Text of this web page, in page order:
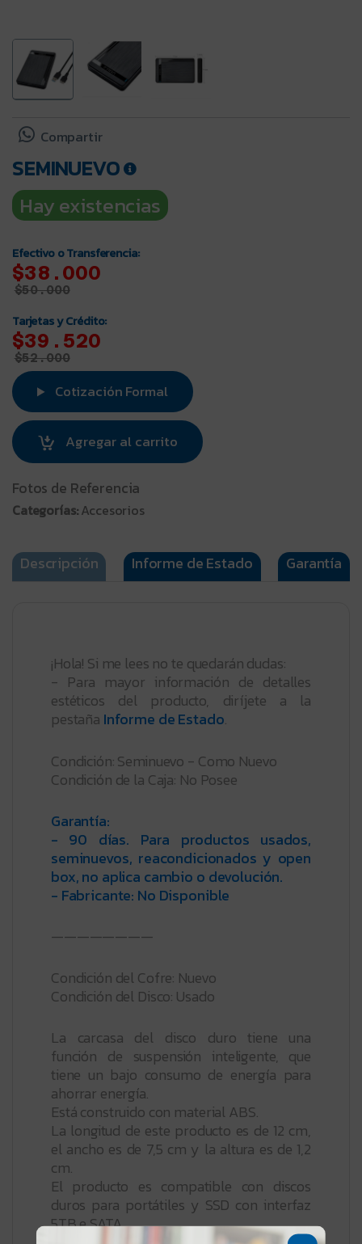
Compartir
SEMINUEVO
Hay existencias
Efectivo o Transferencia:
$38.000
$50.000
Tarjetas y Crédito:
$39.520
$52.000
Cotización Formal
Agregar al carrito
Fotos de Referencia
Categorías:Accesorios
Descripción Informe de Estado Garantía
¡Hola! Si me lees no te quedarán dudas:
- Para mayor información de detalles
estéticos del producto, diríjete a la
pestaña Informe de Estado.
Condición: Seminuevo - Como Nuevo
Condición de la Caja: No Posee
Garantía:
- 90 días. Para productos usados,
seminuevos, reacondicionados y open
box, no aplica cambio o devolución.
- Fabricante: No Disponible
————————
Condición del Cofre: Nuevo
Condición del Disco: Usado
La carcasa del disco duro tiene una
función de suspensión inteligente, que
tiene un bajo consumo de energía para
ahorrar energía.
Está construido con material ABS.
La longitud de este producto es de 12 cm,
el ancho es de 7,5 cm y la altura es de 1,2
cm.
El producto es compatible con discos
duros para portátiles y SSD con interfaz
5TB e SATA.